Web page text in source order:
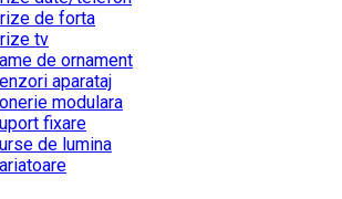
de forta
tv
de ornament
aparataj
modulara
fixare
de lumina